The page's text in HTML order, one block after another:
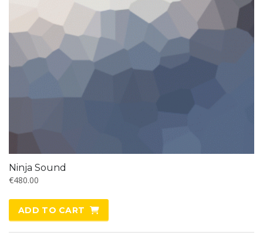
Ninja Sound
€480.00
ADD TO CART